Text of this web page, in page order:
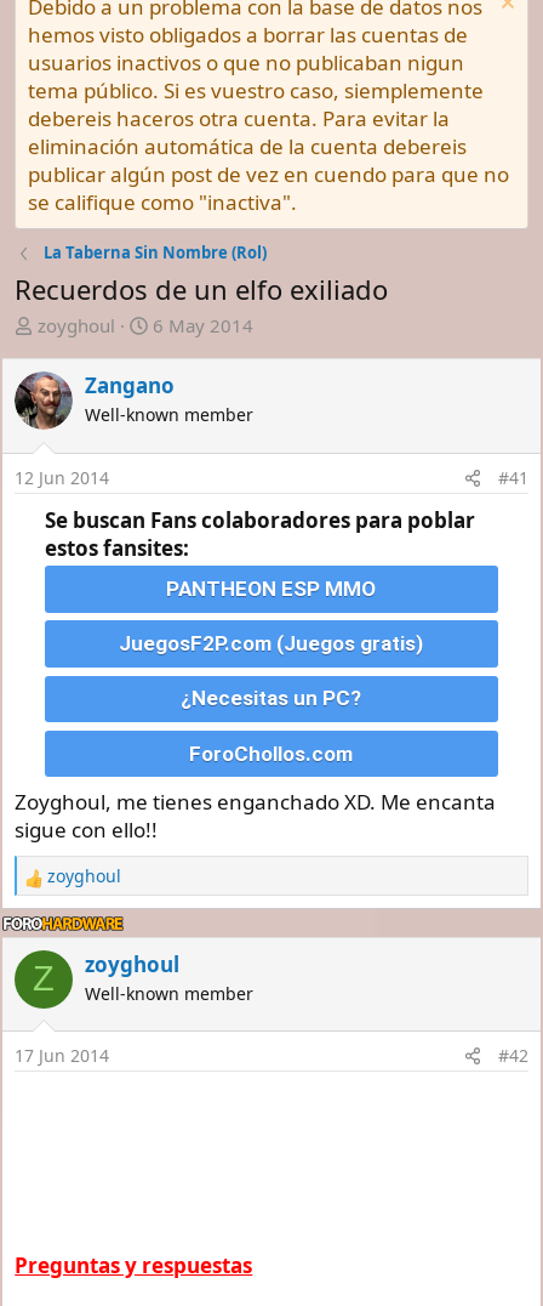
Debido a un problema con la base de datos nos
hemos visto obligados a borrar las cuentas de
usuarios inactivos o que no publicaban nigun
tema público. Si es vuestro caso, siemplemente
debereis haceros otra cuenta. Para evitar la
eliminación automática de la cuenta debereis
publicar algún post de vez en cuendo para que no
se califique como "inactiva".
La Taberna Sin Nombre (Rol)
Recuerdos de un elfo exiliado
A
t
o
r
zoyghoul
F
c
h
a
d
n
i
6 May 2014
Zangano
Well-known member
12 Jun 2014 #41
Se buscan Fans colaboradores para poblar
estos fansites:
PANTHEON ESP MMO
JuegosF2P.com (Juegos gratis)
¿Necesitas un PC?
ForoChollos.com
Zoyghoul, me tienes enganchado XD. Me encanta
sigue con ello!!
R
e
a
c
i
n
s
zoyghoul
Z zoyghoul
Well-known member
17 Jun 2014 #42
Preguntas y respuestas